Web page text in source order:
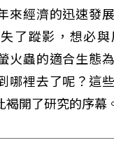
來經濟的迅速發
了蹤影，想必
火蟲的適合生態
哪裡去了呢？這
褐開了研究的序幕